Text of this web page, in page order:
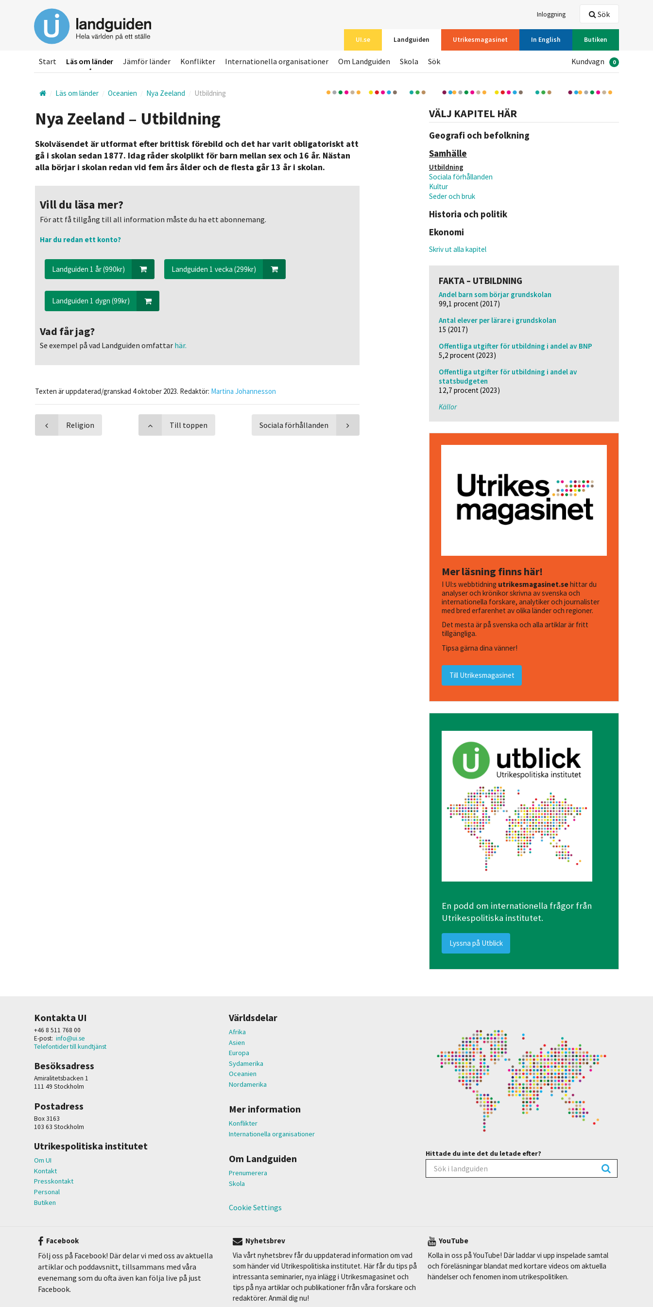
huvudinnehållet
Inloggning
UI.se Landguiden Utrikesmagasinet In English Butiken
Sök
Start Läs om länder Jämför länder Konflikter Internationella organisationer Om Landguiden Skola Sök Kundvagn 0
Läs om länder Oceanien Nya Zeeland Utbildning
VÄLJ KAPITEL HÄR
Geografi och befolkning
Samhälle
Utbildning
Sociala förhållanden
Kultur
Seder och bruk
Historia och politik
Ekonomi
Skriv ut alla kapitel
FAKTA – UTBILDNING
Andel barn som börjar grundskolan
99,1 procent (2017)
Antal elever per lärare i grundskolan
15 (2017)
Offentliga utgifter för utbildning i andel av BNP
5,2 procent (2023)
Offentliga utgifter för utbildning i andel av
statsbudgeten
12,7 procent (2023)
Källor
Mer läsning finns här!
I UI:s webbtidning utrikesmagasinet.sehittar du
analyser och krönikor skrivna av svenska och
internationella forskare, analytiker och journalister
med bred erfarenhet av olika länder och regioner.
Det mesta är på svenska och alla artiklar är fritt
tillgängliga.
Tipsa gärna dina vänner!
Till Utrikesmagasinet
En podd om internationella frågor från
Utrikespolitiska institutet.
Lyssna på Utblick
Nya Zeeland – Utbildning
Skolväsendet är utformat efter brittisk förebild och det har varit obligatoriskt att
gå i skolan sedan 1877. Idag råder skolplikt för barn mellan sex och 16 år. Nästan
alla börjar i skolan redan vid fem års ålder och de flesta går 13 år i skolan.
Vill du läsa mer?
För att få tillgång till all information måste du ha ett abonnemang.
Har du redan ett konto?
Landguiden 1 år (990kr) Landguiden 1 vecka (299kr)
Landguiden 1 dygn (99kr)
Vad får jag?
Se exempel på vad Landguiden omfattar här.
Texten är uppdaterad/granskad 4 oktober 2023. Redaktör: Martina Johannesson
Religion Sociala förhållanden
Till toppen
Kontakta UI
+46 8 511 768 00
E-post: info@ui.se
Telefontider till kundtjänst
Besöksadress
Amiralitetsbacken 1
111 49 Stockholm
Postadress
Box 3163
103 63 Stockholm
Utrikespolitiska institutet
Om UI
Kontakt
Presskontakt
Personal
Butiken
Världsdelar
Afrika
Asien
Europa
Sydamerika
Oceanien
Nordamerika
Mer information
Konflikter
Internationella organisationer
Om Landguiden
Prenumerera
Skola
Cookie Settings
Hittade du inte det du letade efter?
Facebook
Följ oss på Facebook! Där delar vi med oss av aktuella
artiklar och poddavsnitt, tillsammans med våra
evenemang som du ofta även kan följa live på just
Facebook.
Nyhetsbrev
Via vårt nyhetsbrev får du uppdaterad information om vad
som händer vid Utrikespolitiska institutet. Här får du tips på
intressanta seminarier, nya inlägg i Utrikesmagasinet och
tips på nya artiklar och publikationer från våra forskare och
redaktörer. Anmäl dig nu!
YouTube
Kolla in oss på YouTube! Där laddar vi upp inspelade samtal
och föreläsningar blandat med kortare videos om aktuella
händelser och fenomen inom utrikespolitiken.